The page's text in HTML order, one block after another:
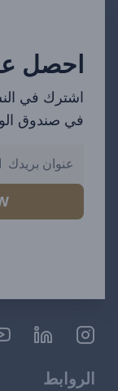
احصل
اشترك في
في صندوق
الروابط